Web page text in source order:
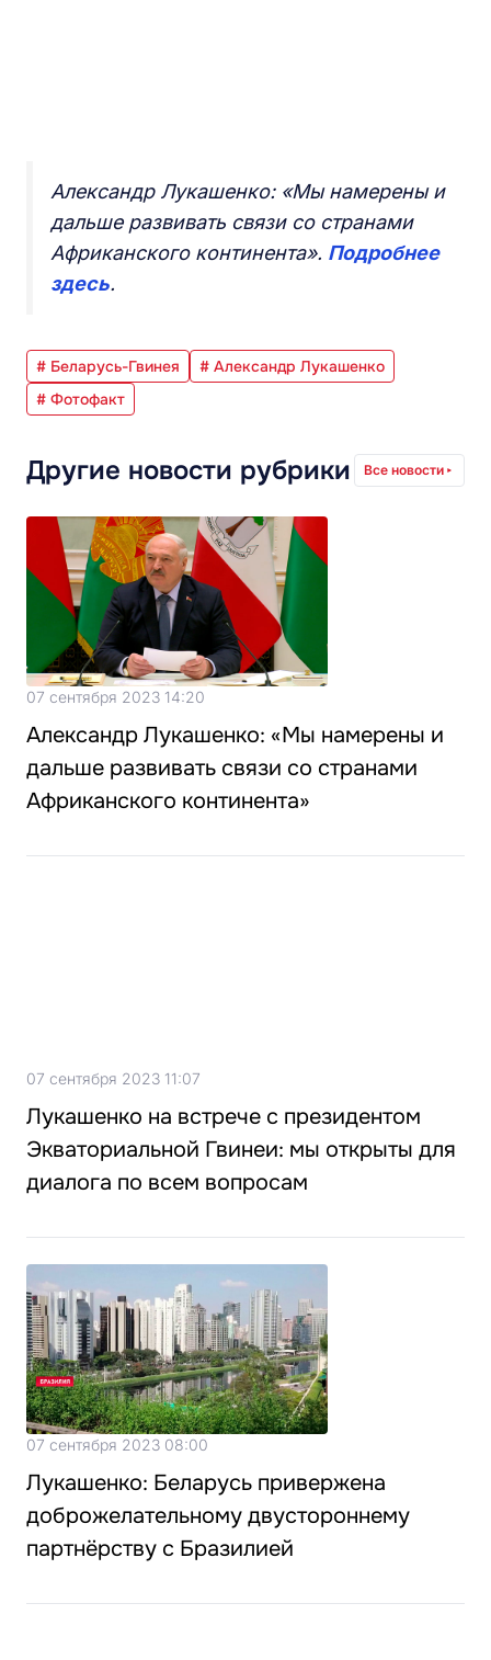
Александр Лукашенко: «Мы намерены и
дальше развивать связи со странами
Африканского континента». Подробнее
здесь.
# Беларусь-Гвинея
# Александр Лукашенко
# Фотофакт
Другие новости рубрики Все новости
07 сентября 2023 14:20
Александр Лукашенко: «Мы намерены и
дальше развивать связи со странами
Африканского континента»
07 сентября 2023 11:07
Лукашенко на встрече с президентом
Экваториальной Гвинеи: мы открыты для
диалога по всем вопросам
07 сентября 2023 08:00
Лукашенко: Беларусь привержена
доброжелательному двустороннему
партнёрству с Бразилией